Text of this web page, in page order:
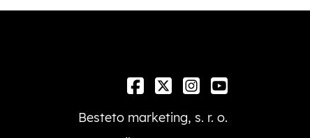
Besteto marketing, s. r. o.